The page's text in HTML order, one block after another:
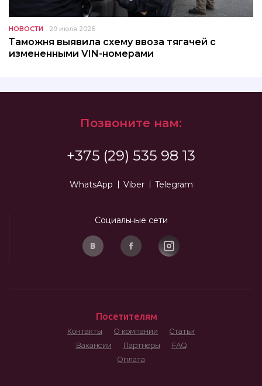
НОВОСТИ 29 июля 2026
Таможня выявила схему ввоза тягачей с
измененными VIN-номерами
Позвоните нам:
+375 (29) 535 98 13
WhatsApp Viber Telegram
Социальные сети
Посетителям
Контакты О компании
Статьи
Вакансии
Партнеры
FAQ
Оплата